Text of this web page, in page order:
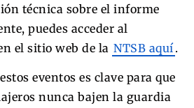
técnica sobre el informe
puedes acceder al
el sitio web de la NTSB aquí .
eventos es clave para que
nunca bajen la guardia